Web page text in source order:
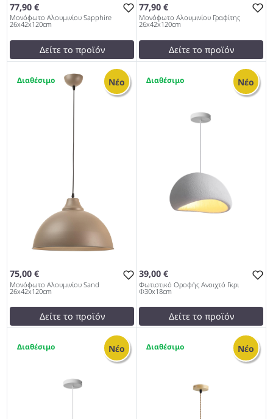
77,90 €
Μονόφωτο Αλουμινίου Sapphire
26x42x120cm
Δείτε το προϊόν
testFalse
Μονόφωτο Αλουμινίου
77,90 €
Μονόφωτο Αλουμινίου Γραφίτης
26x42x120cm
Δείτε το προϊόν
testFalse
Μονόφωτο Αλουμινίου
Γραφίτης 26x42x120cm 979
Νέο
75,00 €
Μονόφωτο Αλουμινίου Sand
26x42x120cm
Δείτε το προϊόν
testFalse
Μονόφωτο Αλουμινίου
Sand 26x42x120cm 979
Νέο
39,00 €
Φωτιστικό Οροφής Ανοιχτό Γκρι
Φ30x18cm
Δείτε το προϊόν
Φωτιστικό Οροφής Ανοιχτό
Νέο Νέο